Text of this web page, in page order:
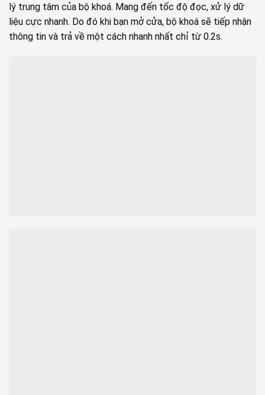
lý trung tâm của bộ khoá. Mang đến tốc độ đọc, xử lý dữ
liệu cực nhanh. Do đó khi bạn mở cửa, bộ khoá sẽ tiếp nhận
thông tin và trả về một cách nhanh nhất chỉ từ 0.2s.